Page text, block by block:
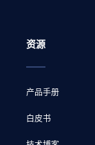
资源
产品手册
白皮书